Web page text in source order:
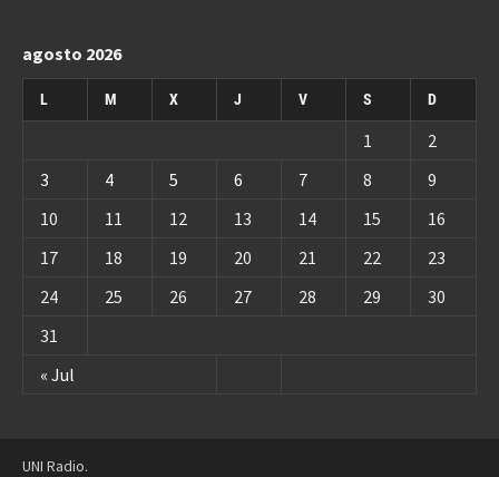
agosto 2026
L M X J V S D
« Jul
1
2
3
4 5 6 7 8
9
10
11 12 13 14 15
16
17
18 19 20 21 22
23
24
25 26 27 28 29
30
31
UNI Radio.